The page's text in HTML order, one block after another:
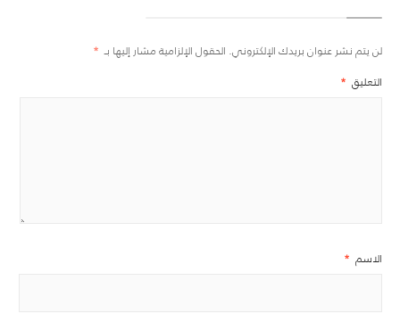
لن يتم نشر عنوان بريدك الإلكتروني. الحقول الإلزامية مشار إليها بـ *
التعليق *
الاسم *